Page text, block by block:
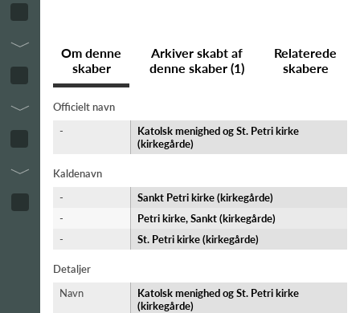
Om denne
skaber
Arkiver skabt af
denne skaber (1)
Relaterede
skabere
Officielt navn
-
Katolsk menighed og St. Petri kirke
(kirkegårde)
Kaldenavn
-
Sankt Petri kirke (kirkegårde)
-
Petri kirke, Sankt (kirkegårde)
-
St. Petri kirke (kirkegårde)
Detaljer
Navn
Katolsk menighed og St. Petri kirke
(kirkegårde)